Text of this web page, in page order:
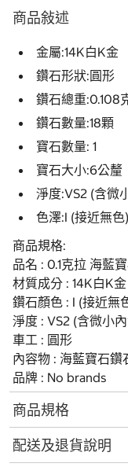
商品敍述
金屬:14K白K金
鑽石形狀:圓形
鑽石總重:0.108
鑽石數量:18顆
寶石數量: 1
寶石大小:6公釐
淨度:VS2 (含微
色澤:I (接近無色)
商品規格:
品名 : 0.1克拉 海藍
材質成分 : 14K白K
鑽石顏色 : I (接近無
淨度 : VS2 (含微小
車工 : 圓形
內容物 : 海藍寶石鑽
品牌 : No brands
商品規格
配送及退貨說明